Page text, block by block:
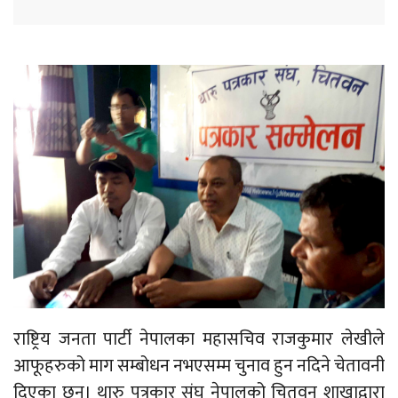
राष्ट्रिय जनता पार्टी नेपालका महासचिव राजकुमार लेखीले
आफूहरुको माग सम्बोधन नभएसम्म चुनाव हुन नदिने चेतावनी